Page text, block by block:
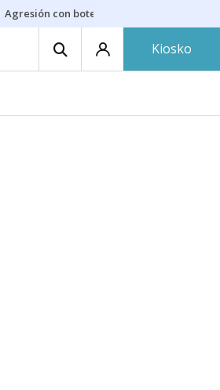
Agresión con botellas y sillas
Kiosko